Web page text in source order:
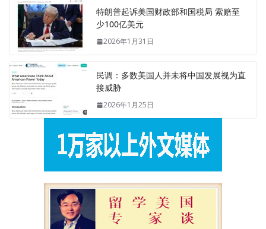
特朗普起诉美国财政部和国税局 索赔至
少100亿美元
2026年1月31日
民调：多数美国人并未将中国发展视为直
接威胁
2026年1月25日